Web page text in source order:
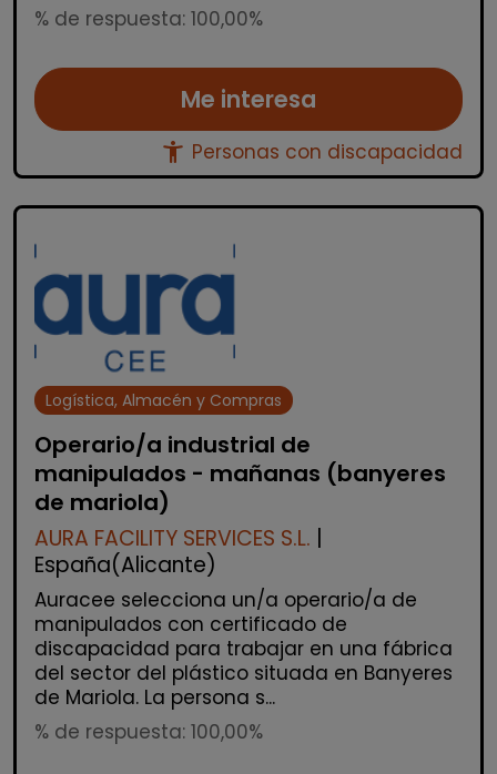
% de respuesta: 100,00%
Me interesa
accessibility_new Personas con discapacidad
Logística, Almacén y Compras
Operario/a industrial de
manipulados - mañanas (banyeres
de mariola)
AURA FACILITY SERVICES S.L. |
España(Alicante)
Auracee selecciona un/a operario/a de
manipulados con certificado de
discapacidad para trabajar en una fábrica
del sector del plástico situada en Banyeres
de Mariola. La persona s...
% de respuesta: 100,00%